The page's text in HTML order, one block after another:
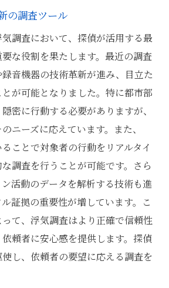
探偵との長期的な関係
の感情管理の方法
おける倫理観
入れるための心の準備
の調査ツール
調査において、探偵が活用する最
な役割を果たします。最近の調査
音機器の技術革新が進み、目立た
が可能となりました。特に都市部
密に行動する必要がありますが、
ニーズに応えています。また、
ことで対象者の行動をリアルタイ
調査を行うことが可能です。さら
活動のデータを解析する技術も進
証拠の重要性が増しています。こ
て、浮気調査はより正確で信頼性
頼者に安心感を提供します。探偵
し、依頼者の要望に応える調査を